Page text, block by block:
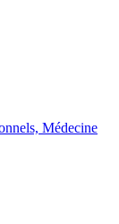
Médecine